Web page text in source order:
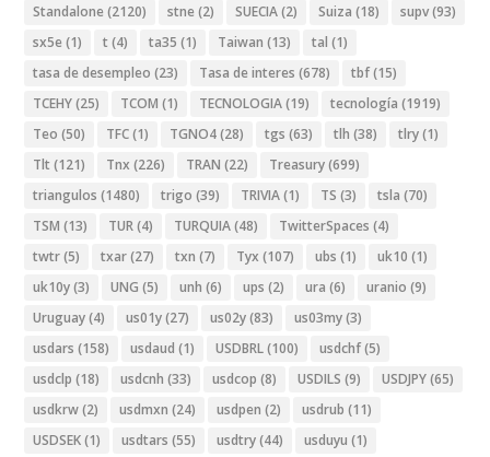
Standalone (2120) stne (2) SUECIA(2) Suiza (18) supv(93)
sx5e (1) t (4) ta35 (1) Taiwan (13) tal (1)
tasa de desempleo (23) Tasa de interes (678) tbf(15)
TCEHY(25) TCOM (1) TECNOLOGIA(19) tecnología (1919)
Teo (50) TFC(1) TGNO4(28) tgs (63) tlh (38) tlry(1)
Tlt (121) Tnx (226) TRAN (22) Treasury(699)
triangulos (1480) trigo (39) TRIVIA(1) TS (3) tsla (70)
TSM (13) TUR(4) TURQUIA(48) TwitterSpaces (4)
twtr(5) txar(27) txn (7) Tyx (107) ubs (1) uk10 (1)
uk10y(3) UNG (5) unh (6) ups (2) ura (6) uranio (9)
Uruguay(4) us01y(27) us02y(83) us03my(3)
usdars (158) usdaud (1) USDBRL(100) usdchf(5)
usdclp (18) usdcnh (33) usdcop (8) USDILS (9) USDJPY(65)
usdkrw(2) usdmxn (24) usdpen (2) usdrub (11)
USDSEK(1) usdtars (55) usdtry(44) usduyu (1)